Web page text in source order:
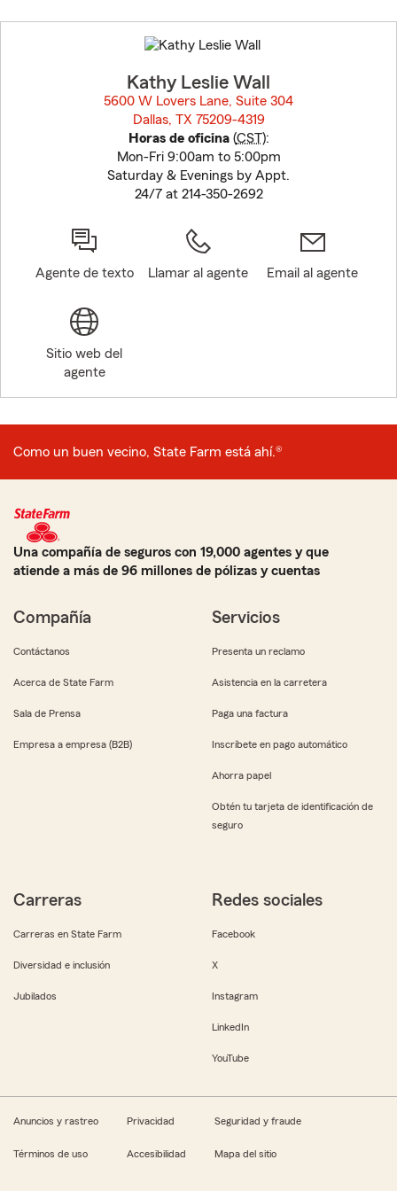
to
before
Kathy Leslie Wall
5600 W Lovers Lane, Suite 304
Dallas, TX 75209-4319
Horas de oficina(CST):
Mon-Fri 9:00am to 5:00pm
Saturday & Evenings by Appt.
24/7 at 214-350-2692
Agente de texto Llamar al agente Email al agente
Sitio web del
agente
Como un buen vecino, State Farm está ahí.®
Una compañía de seguros con 19,000 agentes y que
atiende a más de 96 millones de pólizas y cuentas
Compañía
Contáctanos
Acerca de State Farm
Sala de Prensa
Empresa a empresa (B2B)
Servicios
Presenta un reclamo
Asistencia en la carretera
Paga una factura
Inscríbete en pago automático
Ahorra papel
Obtén tu tarjeta de identificación de
seguro
Carreras
Carreras en State Farm
Diversidad e inclusión
Jubilados
Redes sociales
Facebook
X
Instagram
LinkedIn
YouTube
Anuncios y rastreo Privacidad Seguridad y fraude
Términos de uso Accesibilidad Mapa del sitio